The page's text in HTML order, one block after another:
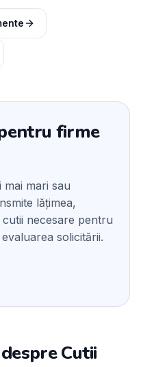
firme
mari sau
lățimea,
necesare pentru
solicitării.
Cutii